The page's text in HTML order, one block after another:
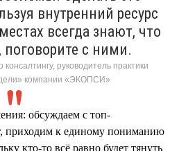
внутренний ресурс
всегда знают, что
поговорите с ними.
руководитель практики
компании «ЭКОПСИ»
обсуждаем с топ-
приходим к единому пониманию
кто-то всё равно будет тянуть